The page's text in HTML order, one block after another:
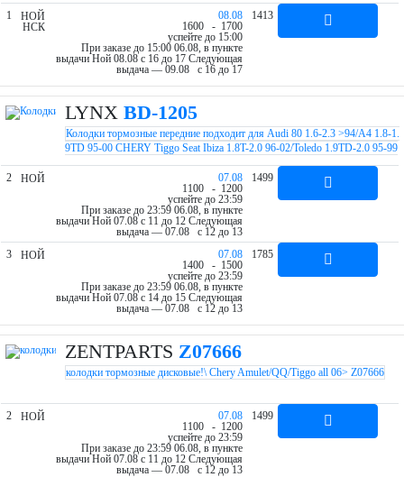
1
НОЙ
НСК
08.08
1600 - 1700
успейте до 15:00
При заказе до 15:00 06.08, в пункте
выдачи Ной 08.08 c 16 до 17 Следующая
выдача — 09.08 c 16 до 17
1413
LYNX BD-1205
Колодки тормозные передние подходит для Audi 80 1.6-2.3 >94/A4 1.8-1.
9TD 95-00 CHERY Tiggo Seat Ibiza 1.8T-2.0 96-02/Toledo 1.9TD-2.0 95-99
VW Caddy 1.4-1.0D 95-03/Corrado G60/Golf III BD-1205
2
НОЙ
07.08
1100 - 1200
успейте до 23:59
При заказе до 23:59 06.08, в пункте
выдачи Ной 07.08 c 11 до 12 Следующая
выдача — 07.08 c 12 до 13
1499
3 НОЙ
07.08
1400 - 1500
успейте до 23:59
При заказе до 23:59 06.08, в пункте
выдачи Ной 07.08 c 14 до 15 Следующая
выдача — 07.08 c 12 до 13
1785
ZENTPARTS Z07666
колодки тормозные дисковые!\ Chery Amulet/QQ/Tiggo all 06> Z07666
2 НОЙ
07.08
1100 - 1200
успейте до 23:59
При заказе до 23:59 06.08, в пункте
выдачи Ной 07.08 c 11 до 12 Следующая
выдача — 07.08 c 12 до 13
1499